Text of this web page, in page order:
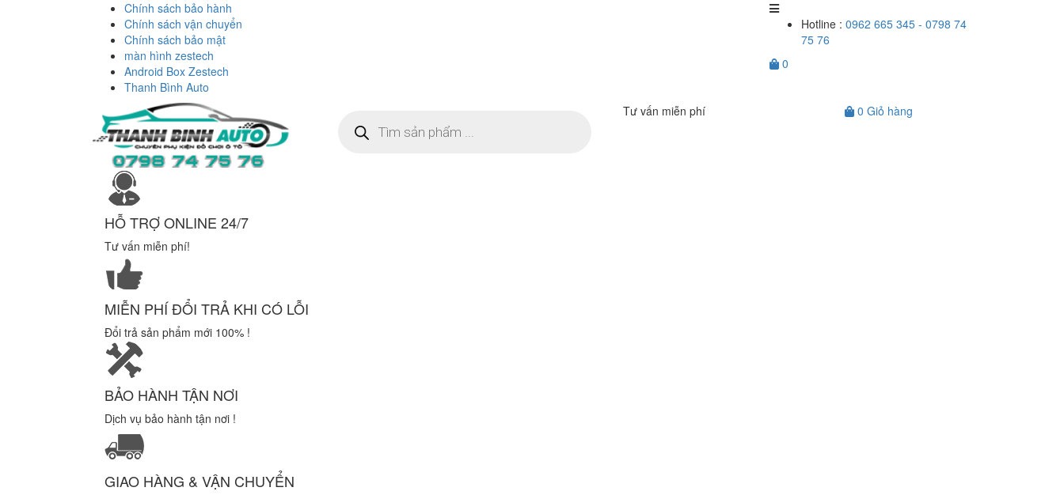
Chính sách bảo hành
Chính sách vận chuyển
Chính sách bảo mật
màn hình zestech
Android Box Zestech
Thanh Bình Auto
Hotline : 0962 665 345 - 0798 74
75 76
0
kiếm
sản
Tư vấn miễn phí 0 Giỏ hàng
HỖ TRỢ ONLINE 24/7
Tư vấn miễn phí!
MIỄN PHÍ ĐỔI TRẢ KHI CÓ LỖI
Đổi trả sản phẩm mới 100% !
BẢO HÀNH TẬN NƠI
Dịch vụ bảo hành tận nơi !
GIAO HÀNG & VẬN CHUYỂN